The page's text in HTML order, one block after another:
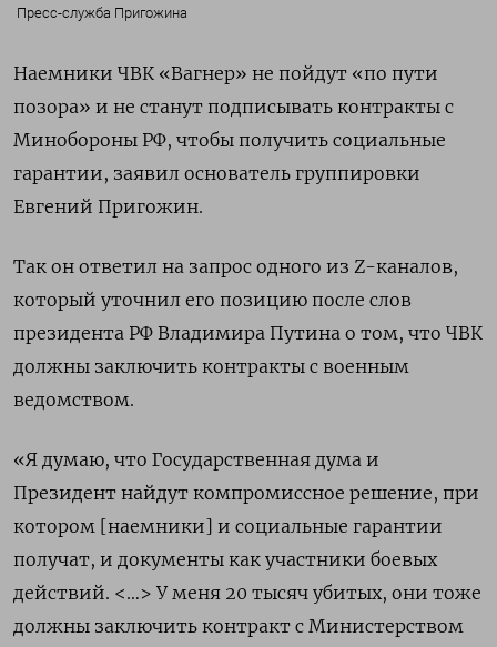
Пресс-служба Пригожина
Наемники ЧВК «Вагнер» не пойдут «по пути
позора» и не станут подписывать контракты с
Минобороны РФ, чтобы получить социальные
гарантии, заявил основатель группировки
Евгений Пригожин.
Так он ответил на запрос одного из Z-каналов,
который уточнил его позицию после слов
президента РФ Владимира Путина о том, что ЧВК
должны заключить контракты с военным
ведомством.
«Я думаю, что Государственная дума и
Президент найдут компромиссное решение, при
котором [наемники] и социальные гарантии
получат, и документы как участники боевых
действий. <…> У меня 20 тысяч убитых, они тоже
должны заключить контракт с Министерством